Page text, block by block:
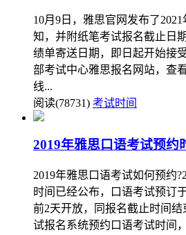
10月9日，雅思官网发布了
知，并附纸笔考试报名截止日
绩单寄送日期，即日起开始接
部考试中心雅思报名网站，查
线...
阅读(78731) 考试时间
2019年雅思口语考试预约
2019年雅思口语考试如何预约
时间已经公布，口语考试预订
前2天开放，同报名截止时间
试报名系统预约口语考试时间